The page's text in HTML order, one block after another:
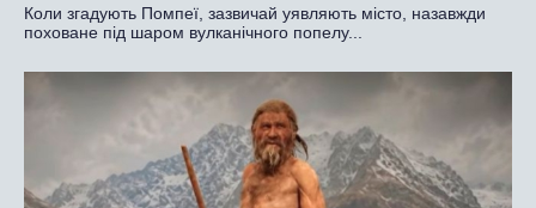
Коли згадують Помпеї, зазвичай уявляють місто, назавжди
поховане під шаром вулканічного попелу...